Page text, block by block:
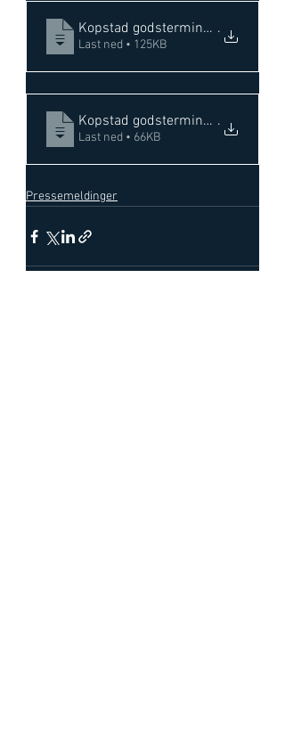
Kopstad godsterminal 9616,
.
Last ned • 125KB
Kopstad godsterminal 9616,
.
Last ned • 66KB
Pressemeldinger